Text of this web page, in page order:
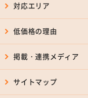
対応エリア
低価格の理由
掲載・連携メディア
サイトマップ